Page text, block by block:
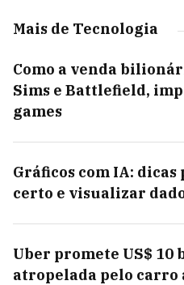
Mais de Tecnologia
Como a venda
Sims e Battlefield,
games
Gráficos com IA:
certo e visualizar
Uber promete US$ 10
atropelada pelo carro